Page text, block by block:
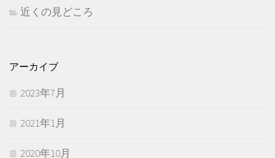
近くの見どころ
アーカイブ
2023年7月
2021年1月
2020年10月